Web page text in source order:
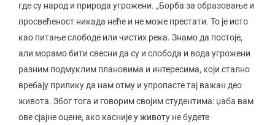
где су народ и природа угрожени. „Борба за образовање и
просвећеност никада неће и не може престати. То је исто
као питање слободе или чистих река. Знамо да постоје,
али морамо бити свесни да су и слобода и вода угрожени
разним подмуклим плановима и интересима, који стално
вребају прилику да нам отму и упропасте тај важан део
живота. Због тога и говорим својим студентима: џаба вам
ове сјајне оцене, ако касније у животу не будете